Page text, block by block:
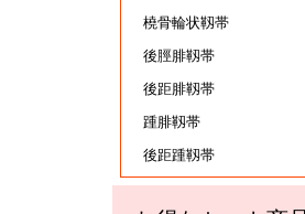
橈骨輪状靱帯
後脛腓靱帯
後距腓靱帯
踵腓靱帯
後距踵靱帯